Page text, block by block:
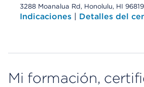
3288 Moanalua Rd, Honolulu, HI 96819
Indicaciones | Detalles del
Mi formación,